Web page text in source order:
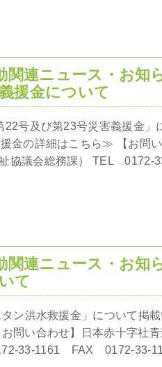
援金について
22号及び第23号災害義援金
金の詳細はこちら≫ 【お問
祉協議会総務課） TEL
て
タン洪水救援金」について
問い合わせ】日本赤十字社
33-1161 FAX 0172-33-